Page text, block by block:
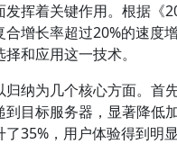
挥着关键作用。根据
增长率超过20%的速度
和应用这一技术。
纳为几个核心方面。首
到目标服务器，显著降
了35%，用户体验得到